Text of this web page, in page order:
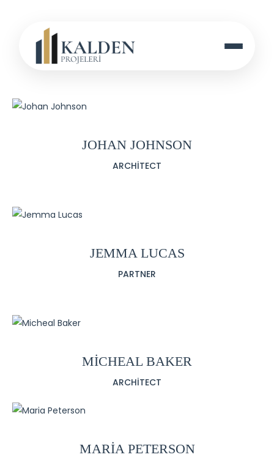
JOHAN JOHNSON
ARCHITECT
JEMMA LUCAS
PARTNER
MICHEAL BAKER
ARCHITECT
MARIA PETERSON